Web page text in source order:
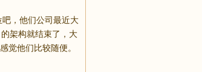
，他们公司最近大
架构就结束了，大
觉他们比较随便。